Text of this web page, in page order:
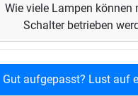
Wie viele Lampen können
Schalter betrieben
Gut aufgepasst? Lust auf